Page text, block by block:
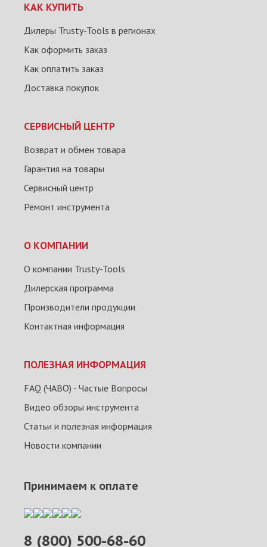
КАК КУПИТЬ
Дилеры Trusty-Tools в регионах
Как оформить заказ
Как оплатить заказ
Доставка покупок
СЕРВИСНЫЙ ЦЕНТР
Возврат и обмен товара
Гарантия на товары
Сервисный центр
Ремонт инструмента
О КОМПАНИИ
О компании Trusty-Tools
Дилерская программа
Производители продукции
Контактная информация
ПОЛЕЗНАЯ ИНФОРМАЦИЯ
FAQ (ЧАВО) - Частые Вопросы
Видео обзоры инструмента
Статьи и полезная информация
Новости компании
8 (800) 500-68-60
Принимаем к оплате